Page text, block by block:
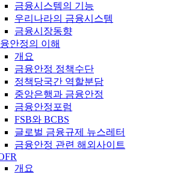
금융시스템의 기능
우리나라의 금융시스템
금융시장동향
안정의 이해
개요
금융안정 정책수단
정책당국간 역할분담
중앙은행과 금융안정
금융안정포럼
FSB와 BCBS
글로벌 금융규제 뉴스레터
금융안정 관련 해외사이트
개요